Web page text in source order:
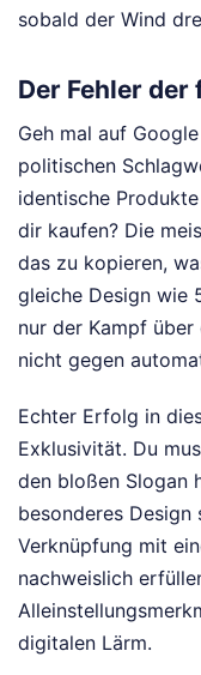
sobald der Wind
Der Fehler
Geh mal auf
politischen
identische
dir kaufen? Die
das zu kopieren,
gleiche Design wie
nur der Kampf
nicht gegen
Echter Erfolg in
Exklusivität. Du
den bloßen Slogan
besonderes
Verknüpfung mit
nachweislich
digitalen Lärm.